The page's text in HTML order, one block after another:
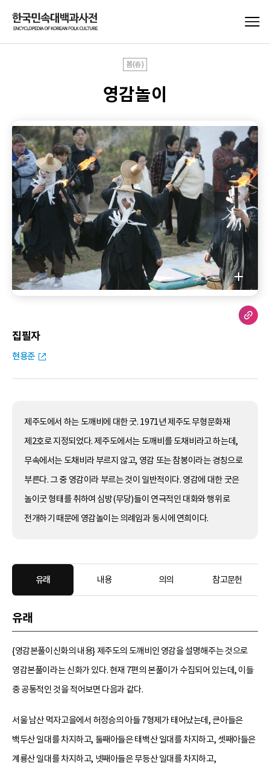
봄(春)
영감놀이
집필자
현용준
제주도에서 하는 도깨비에 대한 굿. 1971년 제주도 무형문화재
제2호로 지정되었다. 제주도에서는 도깨비를 도채비라고 하는데,
무속에서는 도채비라 부르지 않고, 영감 또는 참봉이라는 경칭으로
부른다. 그 중 영감이라 부르는 것이 일반적이다. 영감에 대한 굿은
놀이굿 형태를 취하여 심방(무당)들이 연극적인 대화와 행위로
전개하기 때문에 영감놀이는 의례임과 동시에 연희이다.
유래 내용 의의 참고문헌
유래
{영감본풀이신화의 내용} 제주도의 도깨비인 영감을 설명해주는 것으로
영감본풀이라는 신화가 있다. 현재 7편의 본풀이가 수집되어 있는데, 이들
중 공통적인 것을 적어보면 다음과 같다.
서울 남산 먹자고을에서 허정승의 아들 7형제가 태어났는데, 큰아들은
백두산 일대를 차지하고, 둘째아들은 태백산 일대를 차지하고, 셋째아들은
계룡산 일대를 차지하고, 넷째아들은 무등산 일대를 차지하고,